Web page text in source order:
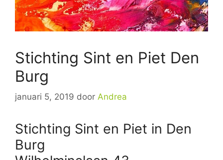
Stichting Sint en Piet Den
Burg
januari 5, 2019 door Andrea
Stichting Sint en Piet in Den
Burg